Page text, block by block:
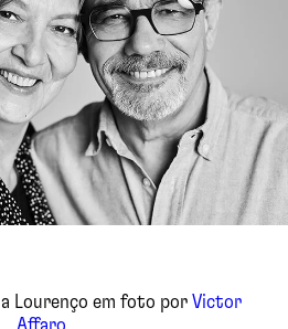
Lourenço em foto por Victor